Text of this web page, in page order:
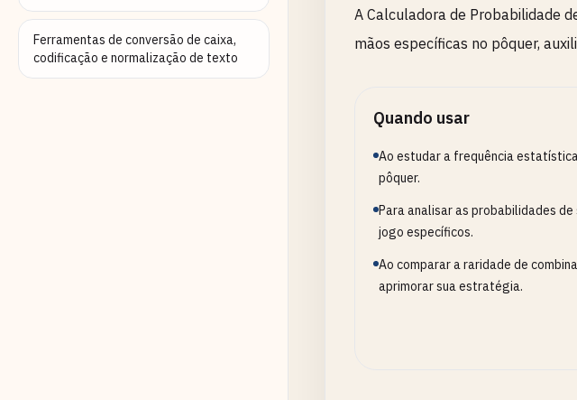
Ferramentas de conversão de caixa,
codificação e normalização de texto
A Calculadora de Probabilidade
mãos específicas no pôquer,
Quando usar
Ao estudar a frequência
pôquer.
Para analisar as probabilidades de
jogo específicos.
Ao comparar a raridade de
aprimorar sua estratégia.